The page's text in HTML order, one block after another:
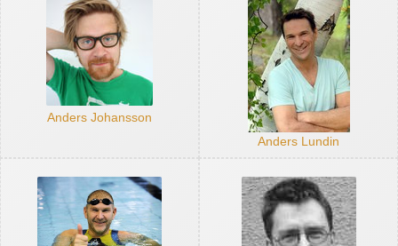
Anders Johansson
Anders Lundin